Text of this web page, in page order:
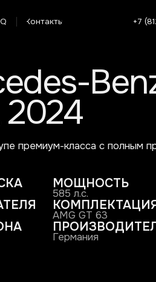
+7 (812) 507-67-77
Benz
ЦВЕТ
НДС
По запросу
класса с полным приводом